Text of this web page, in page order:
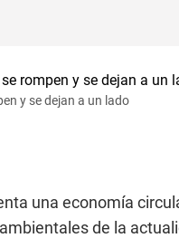
y se dejan a un lado
una economía
de la